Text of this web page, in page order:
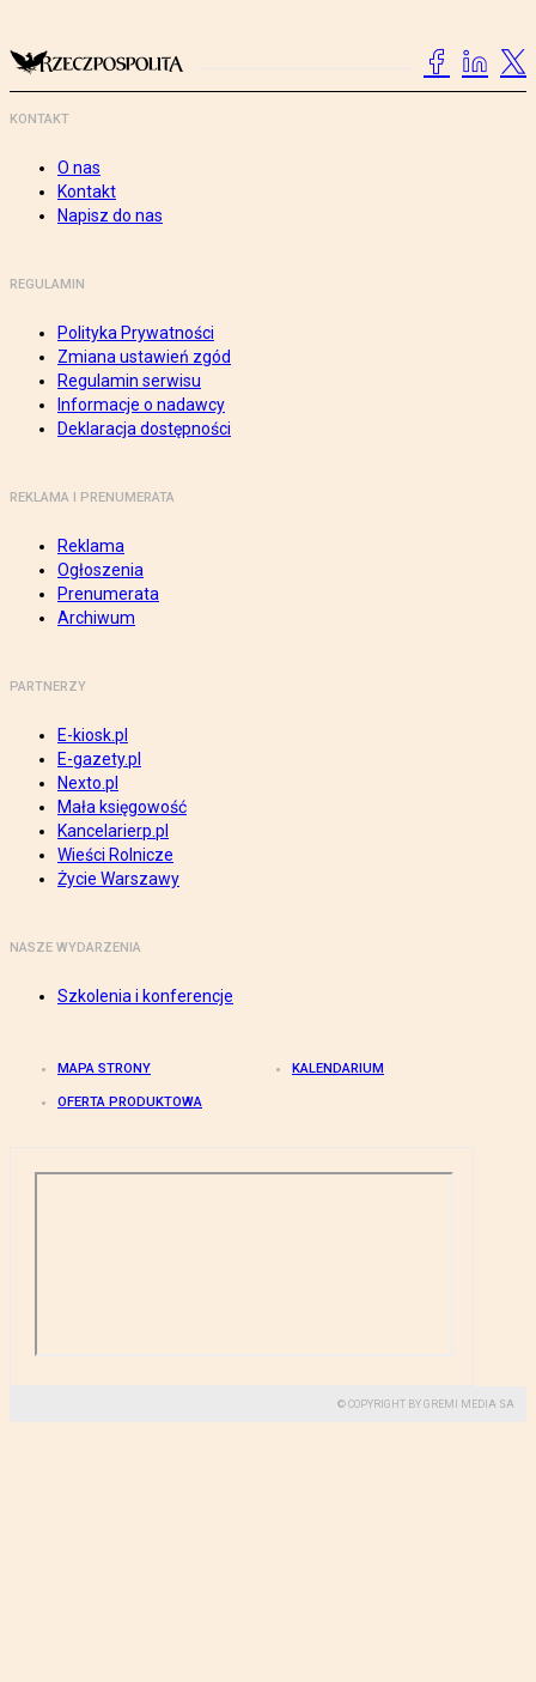
KONTAKT
O nas
Kontakt
Napisz do nas
REGULAMIN
Polityka Prywatności
Zmiana ustawień zgód
Regulamin serwisu
Informacje o nadawcy
Deklaracja dostępności
REKLAMA I PRENUMERATA
Reklama
Ogłoszenia
Prenumerata
Archiwum
PARTNERZY
E-kiosk.pl
E-gazety.pl
Nexto.pl
Mała księgowość
Kancelarierp.pl
Wieści Rolnicze
Życie Warszawy
NASZE WYDARZENIA
Szkolenia i konferencje
MAPA STRONY KALENDARIUM
OFERTA PRODUKTOWA
© COPYRIGHT BY GREMI MEDIA SA